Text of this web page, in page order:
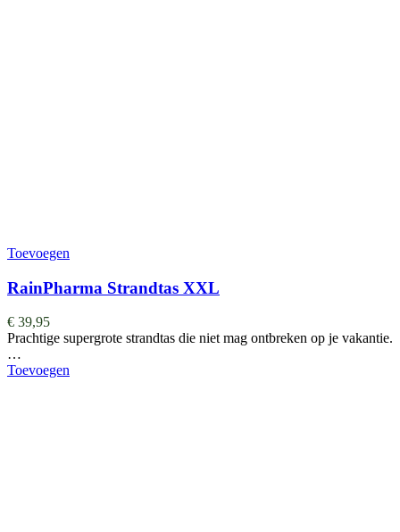
Toevoegen
RainPharma Strandtas XXL
€ 39,95
Prachtige supergrote strandtas die niet mag ontbreken op je vakantie.
…
Toevoegen